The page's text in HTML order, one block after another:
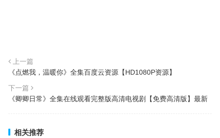
上一篇
《点燃我，温暖你》全集百度云资源【HD1080P资源】
下一篇
《卿卿日常》全集在线观看完整版高清电视剧【免费高清版】最新
相关推荐